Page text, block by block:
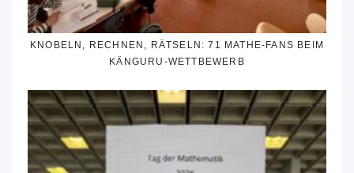
KNOBELN, RECHNEN, RÄTSELN: 71 MATHE-FANS BEIM
KÄNGURU-WETTBEWERB